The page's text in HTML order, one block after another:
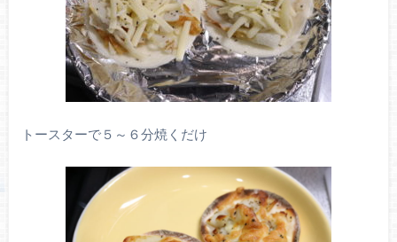
トースターで５～６分焼くだけ